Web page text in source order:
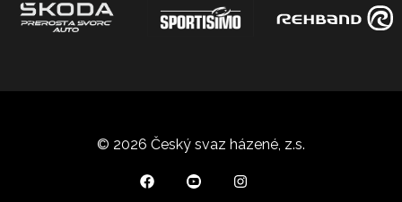
© 2026 Český svaz házené, z.s.